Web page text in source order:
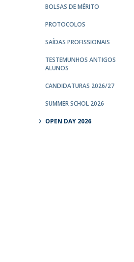
BOLSAS DE MÉRITO
PROTOCOLOS
SAÍDAS PROFISSIONAIS
TESTEMUNHOS ANTIGOS
ALUNOS
CANDIDATURAS 2026/27
SUMMER SCHOL 2026
OPEN DAY 2026